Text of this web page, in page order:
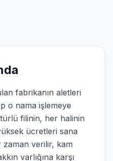
fabrikanın aletleri
o nama işlemeye
filinin, her halinin
ücretleri sana
verilir, kam
varlığına karşı